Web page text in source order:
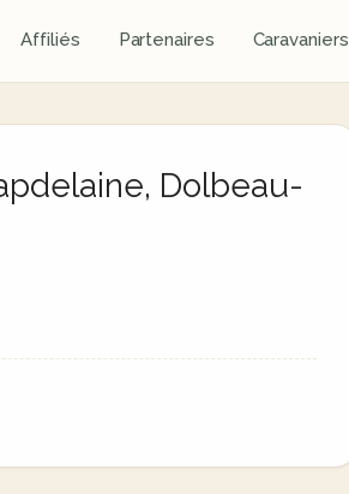
Affiliés Partenaires Caravaniers
Dolbeau-